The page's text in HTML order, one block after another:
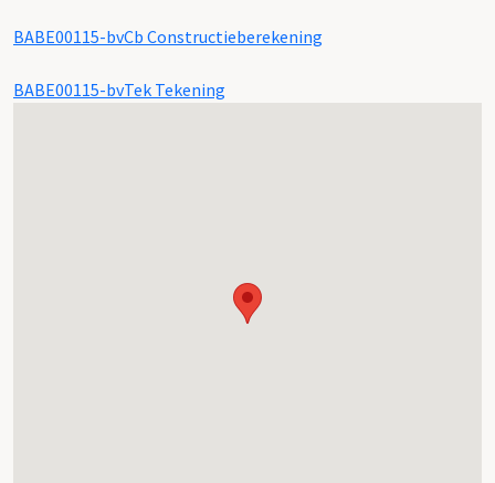
BABE00115-bvCb Constructieberekening
BABE00115-bvTek Tekening